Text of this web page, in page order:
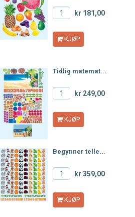
kr 181,00
KJØP
Tidlig matemat...
kr 249,00
KJØP
Begynner telle...
kr 359,00
KJØP